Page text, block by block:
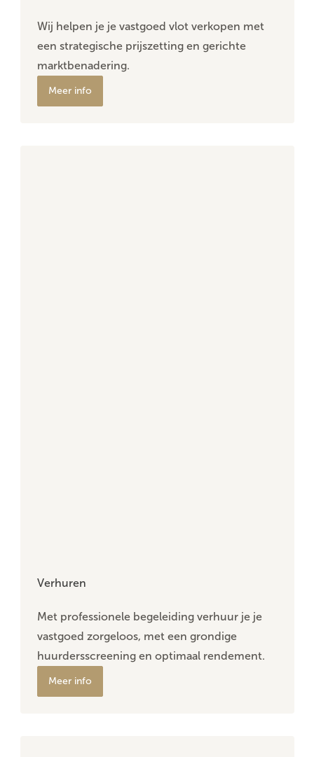
Wij helpen je je vastgoed vlot verkopen met
een strategische prijszetting en gerichte
marktbenadering.
Meer info
Verhuren
Met professionele begeleiding verhuur je je
vastgoed zorgeloos, met een grondige
huurdersscreening en optimaal rendement.
Meer info